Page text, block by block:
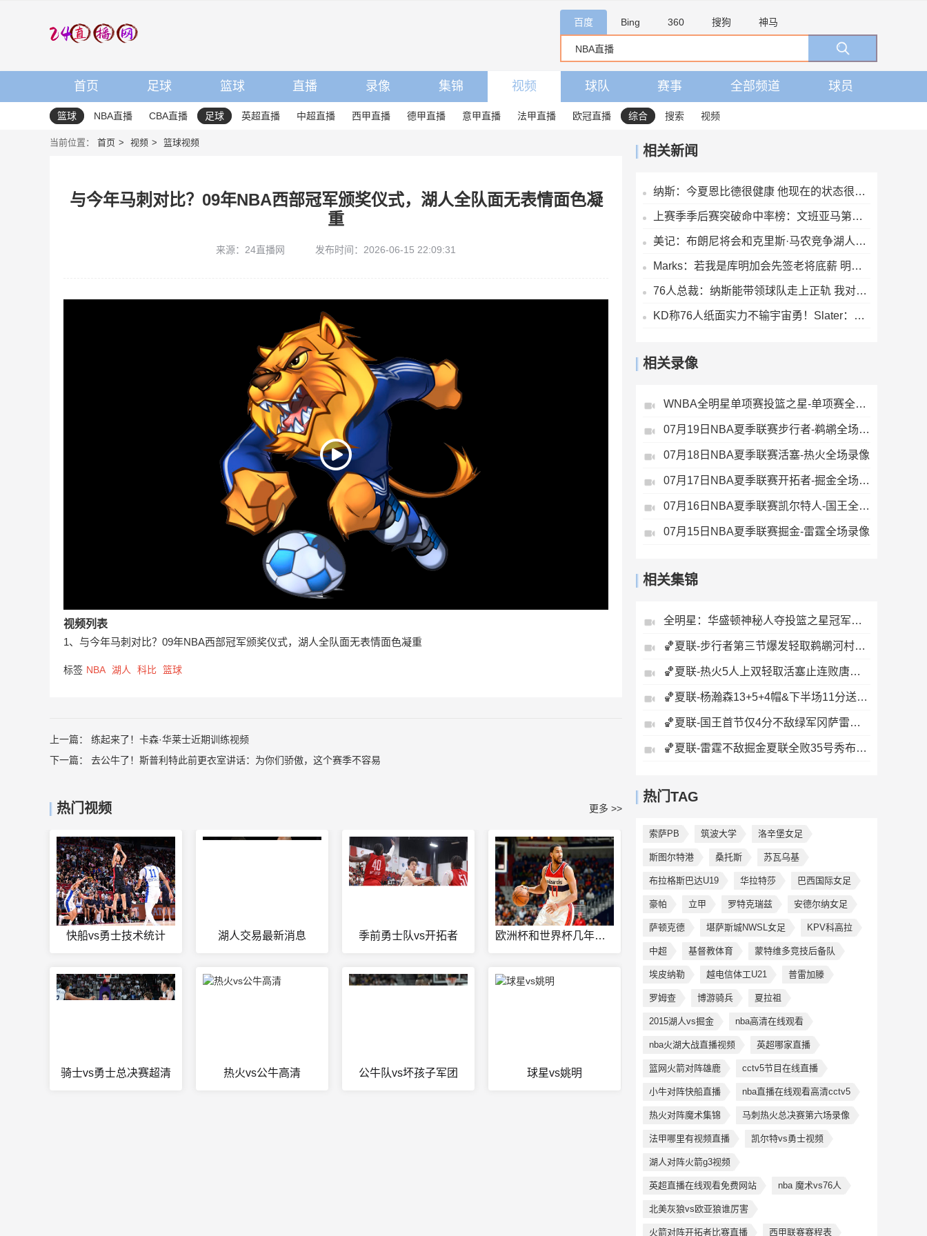
百度 Bing 360 搜狗 神马
首页 足球 篮球 直播 录像 集锦 视频 球队 赛事 全部频道 球员
篮球 NBA直播 CBA直播 足球 英超直播 中超直播 西甲直播 德甲直播 意甲直播 法甲直播 欧冠直播 综合 搜索 视频
当前位置： 首页 视频 篮球视频
与今年马刺对比？09年NBA西部冠军颁奖仪式，湖人全队面无表情面色凝
重
来源：24直播网 发布时间：2026-06-15 22:09:31
视频列表
1、与今年马刺对比？09年NBA西部冠军颁奖仪式，湖人全队面无表情面色凝重
标签 NBA 湖人 科比 篮球
上一篇： 练起来了！卡森·华莱士近期训练视频
下一篇： 去公牛了！斯普利特此前更衣室讲话：为你们骄傲，这个赛季不容易
热门视频 更多 >>
快船vs勇士技术统计 湖人交易最新消息 季前勇士队vs开拓者 欧洲杯和世界杯几年举办一次
骑士vs勇士总决赛超清 热火vs公牛高清 公牛队vs坏孩子军团 球星vs姚明
相关新闻
纳斯：今夏恩比德很健康 他现在的状态很棒 能全面投入备战
上赛季季后赛突破命中率榜：文班亚马第一 莫布里第二
美记：布朗尼将会和克里斯·马农竞争湖人最后一个轮换位置
Marks：若我是库明加会先签老将底薪 明年休赛期再搏大合同
76人总裁：纳斯能带领球队走上正轨 我对他有着百分之百的信心
KD称76人纸面实力不输宇宙勇！Slater：他当年27岁 勒布朗41岁！
相关录像
WNBA全明星单项赛投篮之星-单项赛全场录像
07月19日NBA夏季联赛步行者-鹈鹕全场录像
07月18日NBA夏季联赛活塞-热火全场录像
07月17日NBA夏季联赛开拓者-掘金全场录像
07月16日NBA夏季联赛凯尔特人-国王全场录像
07月15日NBA夏季联赛掘金-雷霆全场录像
相关集锦
全明星：华盛顿神秘人夺投篮之星冠军！福德夺得三分大赛冠军！
🏀夏联-步行者第三节爆发轻取鹈鹕河村勇辉5+5+12斯劳森22分
🏀夏联-热火5人上双轻取活塞止连败唐纳森20+8+10奥科里27分
🏀夏联-杨瀚森13+5+4帽&下半场11分送惊艳妙传开拓者力克掘金
🏀夏联-国王首节仅4分不敌绿军冈萨雷斯24+10+5塞纳克10+12
🏀夏联-雷霆不敌掘金夏联全败35号秀布拉齐尔32+6马拉14+7+6
热门TAG
索萨PB 筑波大学 洛辛堡女足
斯图尔特港 桑托斯 苏瓦乌基
布拉格斯巴达U19 华拉特莎 巴西国际女足
豪帕 立甲 罗特克瑞兹 安德尔纳女足
萨顿克德 堪萨斯城NWSL女足 KPV科高拉
中超 基督教体育 蒙特维多竞技后备队
埃皮纳勒 越电信体工U21 普雷加滕
罗姆查 博游骑兵 夏拉祖
2015湖人vs掘金 nba高清在线观看
nba火湖大战直播视频 英超哪家直播
篮网火箭对阵雄鹿 cctv5节目在线直播
小牛对阵快船直播 nba直播在线观看高清cctv5
热火对阵魔术集锦 马刺热火总决赛第六场录像
法甲哪里有视频直播 凯尔特vs勇士视频
湖人对阵火箭g3视频
英超直播在线观看免费网站 nba 魔术vs76人
北美灰狼vs欧亚狼谁厉害
火箭对阵开拓者比赛直播 西甲联赛赛程表